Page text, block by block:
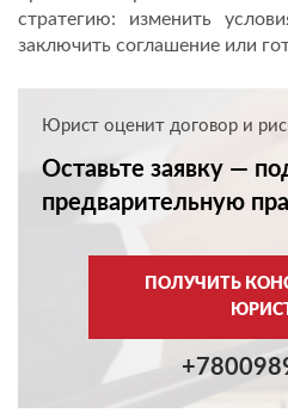
стратегию: изменить
заключить соглашение или
Юрист оценит договор и
Оставьте заявку —
предварительную
ПОЛУЧИТЬ